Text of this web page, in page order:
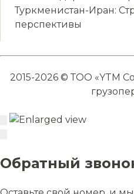
Туркменистан-Иран:
перспективы
2015-2026 © ТОО «YTM
Обратный